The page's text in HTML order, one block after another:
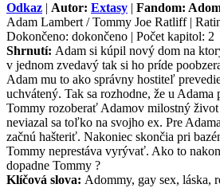
Odkaz | Autor: Extasy | Fandom:
Adam Lambert / Tommy Joe Ratliff |
Dokončeno: dokončeno | Počet kapitol: 2
Shrnutí: Adam si kúpil nový dom na
v jednom zvedavý tak si ho príde
Adam mu to ako správny hostiteľ
uchvátený. Tak sa rozhodne, že u Adama
Tommy rozoberať Adamov milostný život
neviazal sa toľko na svojho ex. Pre
začnú hašteriť. Nakoniec skončia pri
Tommy neprestáva vyrývať. Ako to
dopadne Tommy ?
Klíčová slova: Adommy, gay sex, láska,